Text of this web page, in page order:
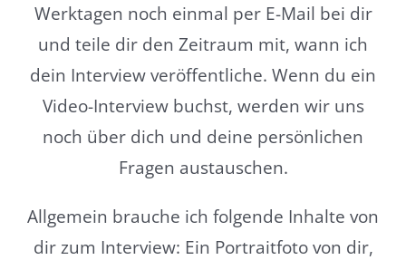
Werktagen noch einmal per E-Mail bei dir
und teile dir den Zeitraum mit, wann ich
dein Interview veröffentliche. Wenn du ein
Video-Interview buchst, werden wir uns
noch über dich und deine persönlichen
Fragen austauschen.
Allgemein brauche ich folgende Inhalte von
dir zum Interview: Ein Portraitfoto von dir,